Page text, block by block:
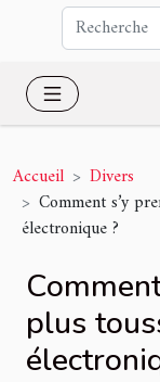
Accueil
Divers
Comment s’y
électronique ?
plus